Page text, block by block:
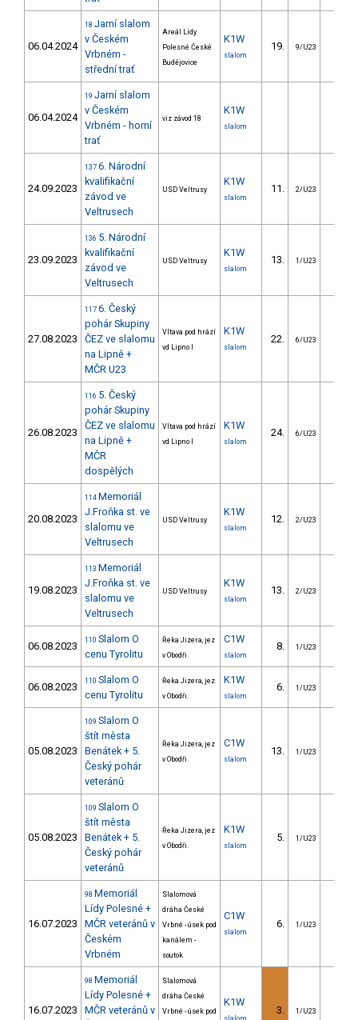
06.04.2024
18 Jarní slalom
v Českém
Vrbném -
střední trať
Areál Lídy
Polesné České
Budějovice
K1W
slalom
19. 9/U23
06.04.2024
19 Jarní slalom
v Českém
Vrbném - horní
trať
viz závod 18
K1W
slalom
24.09.2023
137 6. Národní
kvalifikační
závod ve
Veltrusech
USD Veltrusy
K1W
slalom
11. 2/U23
23.09.2023
136 5. Národní
kvalifikační
závod ve
Veltrusech
USD Veltrusy
K1W
slalom
13. 1/U23
27.08.2023
117 6. Český
pohár Skupiny
ČEZ ve slalomu
na Lipně +
MČR U23
Vltava pod hrází
vd Lipno I
K1W
slalom
22. 6/U23
26.08.2023
116 5. Český
pohár Skupiny
ČEZ ve slalomu
na Lipně +
MČR
dospělých
Vltava pod hrází
vd Lipno I
K1W
slalom
24. 6/U23
20.08.2023
114 Memoriál
J.Froňka st. ve
slalomu ve
Veltrusech
USD Veltrusy
K1W
slalom
12. 2/U23
19.08.2023
113 Memoriál
J.Froňka st. ve
slalomu ve
Veltrusech
USD Veltrusy
K1W
slalom
13. 2/U23
06.08.2023 110 Slalom O
cenu Tyrolitu
Řeka Jizera, jez
v Obodři.
C1W
slalom
8. 1/U23
06.08.2023 110 Slalom O
cenu Tyrolitu
Řeka Jizera, jez
v Obodři.
K1W
slalom
6. 1/U23
05.08.2023
109 Slalom O
štít města
Benátek + 5.
Český pohár
veteránů
Řeka Jizera, jez
v Obodři.
C1W
slalom
13. 1/U23
05.08.2023
109 Slalom O
štít města
Benátek + 5.
Český pohár
veteránů
Řeka Jizera, jez
v Obodři.
K1W
slalom
5. 1/U23
16.07.2023
98 Memoriál
Lídy Polesné +
MČR veteránů v
Českém
Vrbném
Slalomová
dráha České
Vrbné - úsek pod
kanálem -
soutok
C1W
slalom
6. 1/U23
16.07.2023
98 Memoriál
Lídy Polesné +
MČR veteránů v
Slalomová
dráha České
Vrbné - úsek pod
K1W
3. 1/U23